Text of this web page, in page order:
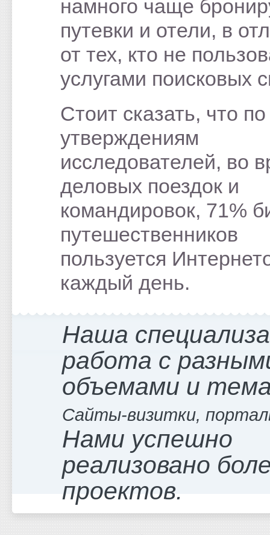
намного чаще
путевки и отели, в
от тех, кто не
услугами поисковых
Стоит сказать, что по
утверждениям
исследователей, во
деловых поездок и
командировок, 71%
путешественников
пользуется
каждый день.
Наша
работа с
объемами и
Сайты-визитки,
Нами успешно
реализовано
проектов.